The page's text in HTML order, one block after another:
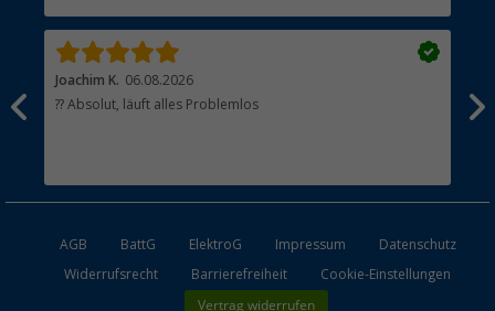
Joachim K. 06.08.2026
?? Absolut, läuft alles Problemlos
AGB BattG ElektroG Impressum
Datenschutz
Widerrufsrecht
Barrierefreiheit Cookie-Einstellungen
Vertrag widerrufen